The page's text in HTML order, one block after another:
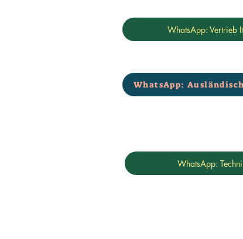
WhatsApp: Vertrieb
WhatsApp:
WhatsApp: